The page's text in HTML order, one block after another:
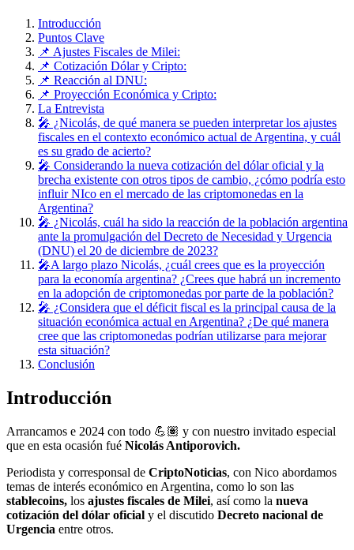
Introducción
Puntos Clave
📌 Ajustes Fiscales de Milei:
📌 Cotización Dólar y Cripto:
📌 Reacción al DNU:
📌 Proyección Económica y Cripto:
La Entrevista
🎤 ¿Nicolás, de qué manera se pueden interpretar los ajustes
fiscales en el contexto económico actual de Argentina, y cuál
es su grado de acierto?
🎤 Considerando la nueva cotización del dólar oficial y la
brecha existente con otros tipos de cambio, ¿cómo podría esto
influir NIco en el mercado de las criptomonedas en la
Argentina?
🎤 ¿Nicolás, cuál ha sido la reacción de la población argentina
ante la promulgación del Decreto de Necesidad y Urgencia
(DNU) el 20 de diciembre de 2023?
🎤A largo plazo Nicolás, ¿cuál crees que es la proyección
para la economía argentina? ¿Crees que habrá un incremento
en la adopción de criptomonedas por parte de la población?
🎤 ¿Considera que el déficit fiscal es la principal causa de la
situación económica actual en Argentina? ¿De qué manera
cree que las criptomonedas podrían utilizarse para mejorar
esta situación?
Conclusión
Introducción
Arrancamos e 2024 con todo 💪🏽 y con nuestro invitado especial
que en esta ocasión fué Nicolás Antiporovich.
Periodista y corresponsal de CriptoNoticias, con Nico abordamos
temas de interés económico en Argentina, como lo son las
stablecoins, los ajustes fiscales de Milei, así como la nueva
cotización del dólar oficial y el discutido Decreto nacional de
Urgencia entre otros.